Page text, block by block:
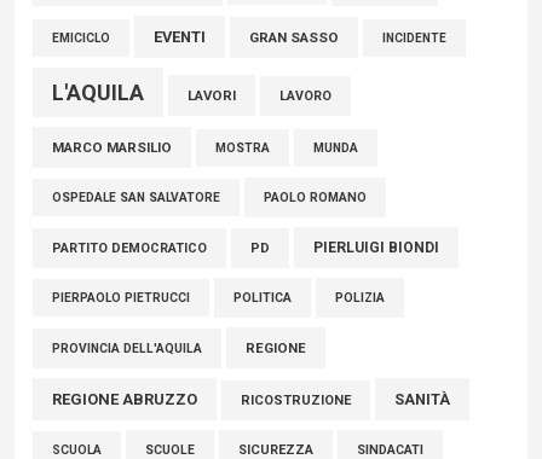
EMICICLO EVENTI GRAN SASSO INCIDENTE
L'AQUILA LAVORI LAVORO
MARCO MARSILIO MOSTRA MUNDA
OSPEDALE SAN SALVATORE PAOLO ROMANO
PARTITO DEMOCRATICO PD PIERLUIGI BIONDI
PIERPAOLO PIETRUCCI POLITICA POLIZIA
PROVINCIA DELL'AQUILA REGIONE
REGIONE ABRUZZO RICOSTRUZIONE SANITÀ
SCUOLA SCUOLE SICUREZZA SINDACATI